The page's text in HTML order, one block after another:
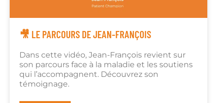
🎥 LE PARCOURS DE JEAN-FRANÇOIS
Dans cette vidéo, Jean-François revient sur
son parcours face à la maladie et les soutiens
qui l’accompagnent. Découvrez son
témoignage.